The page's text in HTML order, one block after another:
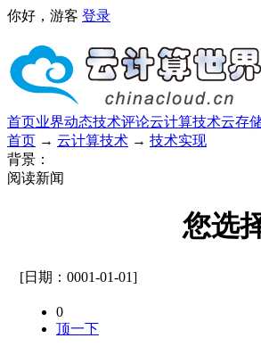
你好，游客 登录
首页业界动态技术评论云计算技术云存
首页 → 云计算技术 → 技术实现
背景：
阅读新闻
您选
[日期：0001-01-01]
0
顶一下